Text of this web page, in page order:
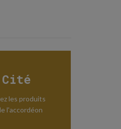
les produits
l'accordéon